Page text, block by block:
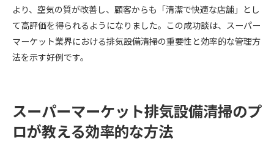
より、空気の質が改善し、顧客からも「清潔で快適な店舗」とし
て高評価を得られるようになりました。この成功談は、スーパー
マーケット業界における排気設備清掃の重要性と効率的な管理方
法を示す好例です。
スーパーマーケット排気設備清掃のプ
ロが教える効率的な方法